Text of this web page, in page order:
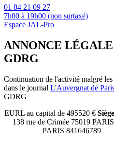
01 84 21 09 27
7h00 à 19h00 (non surtaxé)
Espace JAL-Pro
ANNONCE LÉGALE
GDRG
Continuation de l'activité malgré
dans le journal L'Auvergnat de
GDRG
EURL au capital de 495520 €
138 rue de Crimée 75019
PARIS 841646789